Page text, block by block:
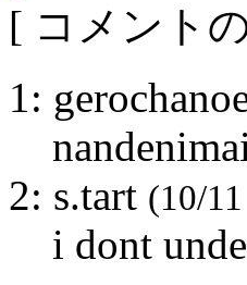
[ コメント
1:
2: s.tart (10/
i dont